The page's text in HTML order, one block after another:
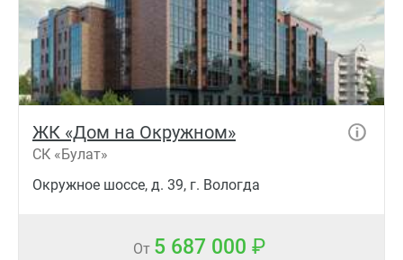
ЖК «Дом на Окружном»
СК «Булат»
Окружное шоссе, д. 39, г. Вологда
От 5 687 000